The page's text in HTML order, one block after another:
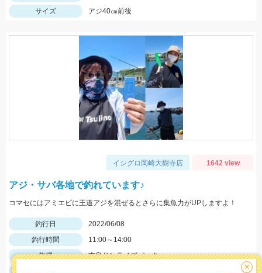
サイズ
アジ40㎝前後
イシグロ岡崎大樹寺店 1642 view
アジ・サバ各地で釣れています♪
コマセにはアミエビに王道アジを混ぜるとさらに集魚力がUPしますよ！
釣行日
2022/06/08
釣行時間
11:00～14:00
釣場
吉良サンライズパーク
×